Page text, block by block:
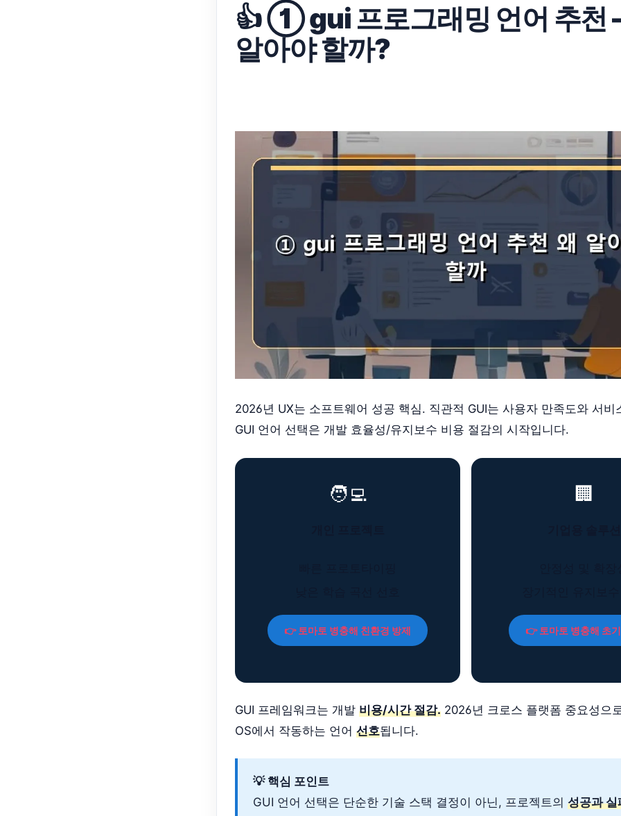
👍 ① gui 프로그래밍 언어 추천
알아야 할까?
2026년 UX는 소프트웨어 성공 핵심. 직관적 GUI는 사용자 만족도와 서
GUI 언어 선택은 개발 효율성/유지보수 비용 절감의 시작입니다.
🧑‍💻
👉 토마토 병충해 친환경 방제
🏢
👉 토마토 병충해 초
GUI 프레임워크는 개발 비용/시간 절감. 2026년 크로스 플랫폼 중요성으
OS에서 작동하는 언어 선호됩니다.
💡 핵심 포인트
GUI 언어 선택은 단순한 기술 스택 결정이 아닌, 프로젝트의 성공과 실